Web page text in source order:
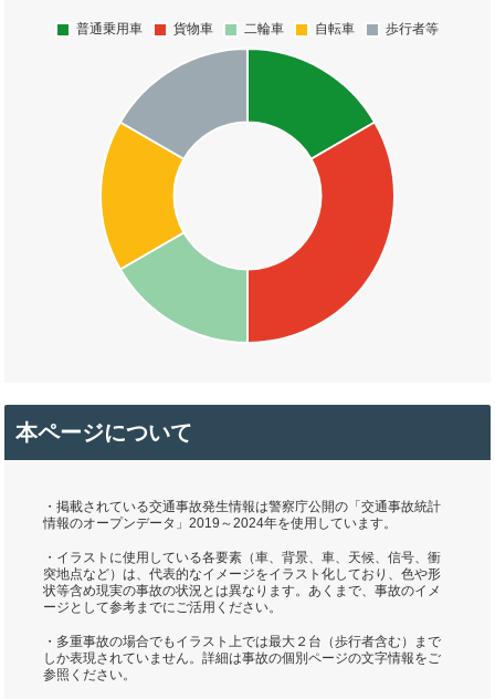
本ページについて
・掲載されている交通事故発生情報は警察庁公開の「交通事故統計
情報のオープンデータ」2019～2024年を使用しています。
・イラストに使用している各要素（車、背景、車、天候、信号、衝
突地点など）は、代表的なイメージをイラスト化しており、色や形
状等含め現実の事故の状況とは異なります。あくまで、事故のイメ
ージとして参考までにご活用ください。
・多重事故の場合でもイラスト上では最大２台（歩行者含む）まで
しか表現されていません。詳細は事故の個別ページの文字情報をご
参照ください。